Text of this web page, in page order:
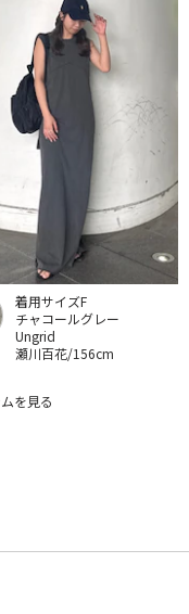
着用サイズF
チャコールグレー
Ungrid
瀬川百花/156cm